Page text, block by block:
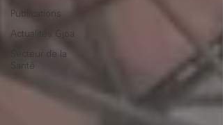
Publications
Actualités Gjoa
Secteur de la
Santé